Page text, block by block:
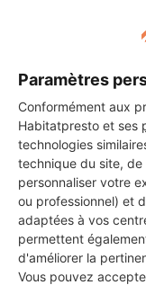
Paramètres
Conformément aux
Habitatpresto et ses
technologies
technique du site, de
personnaliser votre
ou professionnel) et
adaptées à vos
permettent
d'améliorer la
Vous pouvez